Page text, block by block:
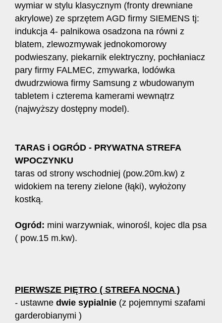
wymiar w stylu klasycznym (fronty drewniane
akrylowe) ze sprzętem AGD firmy SIEMENS tj:
indukcja 4- palnikowa osadzona na równi z
blatem, zlewozmywak jednokomorowy
podwieszany, piekarnik elektryczny, pochłaniacz
pary firmy FALMEC, zmywarka, lodówka
dwudrzwiowa firmy Samsung z wbudowanym
tabletem i czterema kamerami wewnątrz
(najwyższy dostępny model).
TARAS i OGRÓD - PRYWATNA STREFA
WPOCZYNKU
taras od strony wschodniej (pow.20m.kw) z
widokiem na tereny zielone (łąki), wyłożony
kostką.
Ogród: mini warzywniak, winorośl, kojec dla psa
( pow.15 m.kw).
PIERWSZE PIĘTRO ( STREFA NOCNA )
- ustawne dwie sypialnie (z pojemnymi szafami
garderobianymi )